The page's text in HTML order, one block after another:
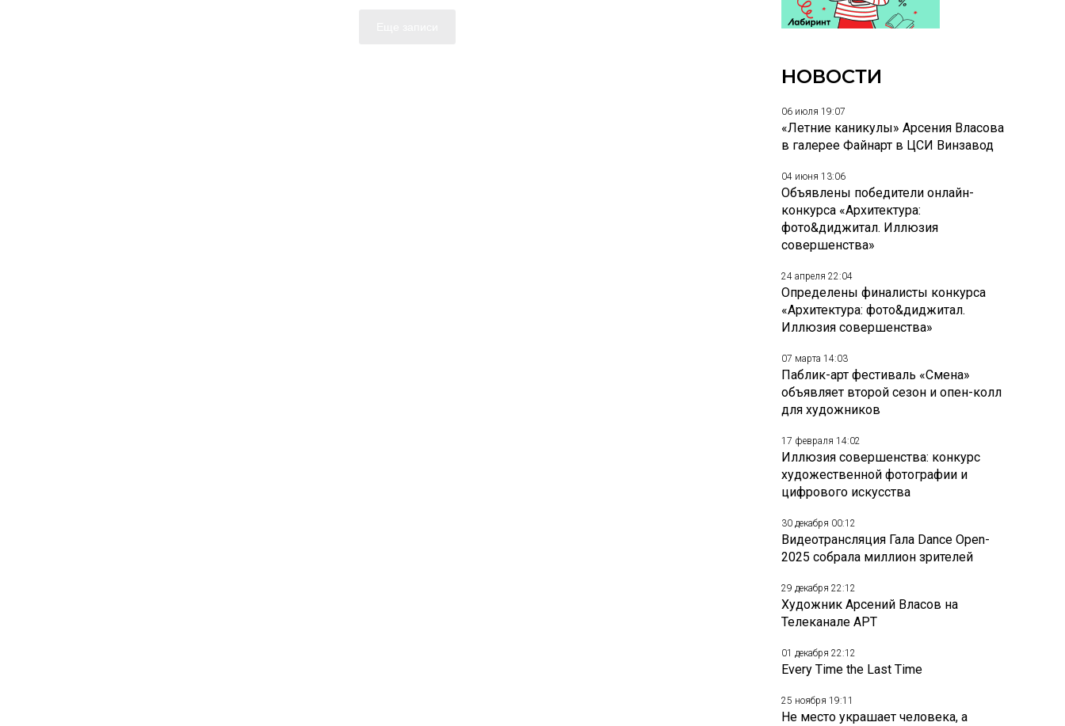
НОВОСТИ
06 июля 19:07
«Летние каникулы» Арсения Власова
в галерее Файнарт в ЦСИ Винзавод
04 июня 13:06
Объявлены победители онлайн-
конкурса «Архитектура:
фото&диджитал. Иллюзия
совершенства»
24 апреля 22:04
Определены финалисты конкурса
«Архитектура: фото&диджитал.
Иллюзия совершенства»
07 марта 14:03
Паблик-арт фестиваль «Смена»
объявляет второй сезон и опен-колл
для художников
17 февраля 14:02
Иллюзия совершенства: конкурс
художественной фотографии и
цифрового искусства
30 декабря 00:12
Видеотрансляция Гала Dance Open-
2025 собрала миллион зрителей
29 декабря 22:12
Художник Арсений Власов на
Телеканале АРТ
01 декабря 22:12
Every Time the Last Time
25 ноября 19:11
Не место украшает человека, а